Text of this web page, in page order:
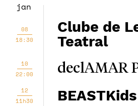
jan
08
18:30
Clube de
Teatral
10
22:00
declAMAR
12
11h30
BEASTKids